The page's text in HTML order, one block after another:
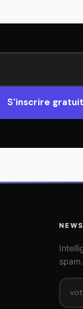
S'inscrire
spam.